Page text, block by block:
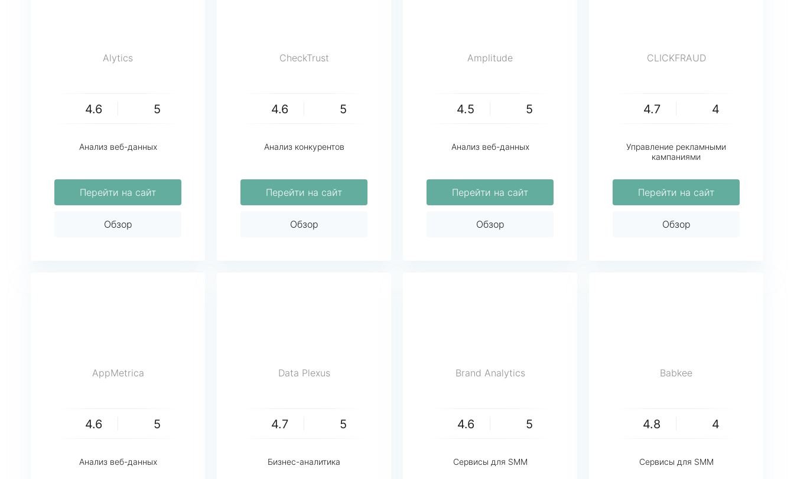
Alytics
4.6 5
Анализ веб-данных
Перейти на сайт
Обзор
CheckTrust
4.6 5
Анализ конкурентов
Перейти на сайт
Обзор
Amplitude
4.5 5
Анализ веб-данных
Перейти на сайт
Обзор
CLICKFRAUD
4.7 4
Управление рекламными
кампаниями
Перейти на сайт
Обзор
AppMetrica
4.6 5
Анализ веб-данных
Data Plexus
4.7 5
Бизнес-аналитика
Brand Analytics
4.6 5
Сервисы для SMM
Babkee
4.8 4
Сервисы для SMM